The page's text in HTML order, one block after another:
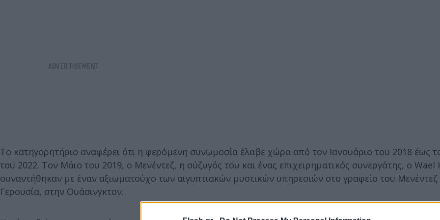
Το κατηγορητήριο αναφέρει ότι η φερόμενη συνωμοσία έλαβε χώρα από τον Ιανουάριο του 2018 έως
του 2022. Τον Μάιο του 2019, ο Μενέντεζ, η σύζυγός του και ένας επιχειρηματικός συνεργάτης, ο Wael
συναντήθηκαν με έναν αξιωματούχο των αιγυπτιακών μυστικών υπηρεσιών στο γραφείο του Μενέντεζ
Γερουσία, στην Ουάσινγκτον.